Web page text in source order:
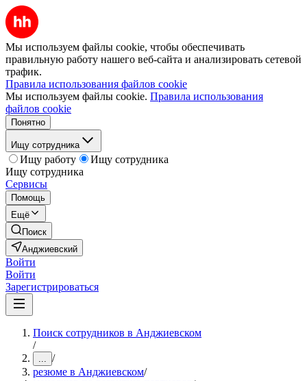
Мы используем файлы cookie, чтобы обеспечивать
правильную работу нашего веб-сайта и анализировать сетевой
трафик.
Правила использования файлов cookie
Мы используем файлы cookie. Правила использования
файлов cookie
Понятно
Ищу сотрудника
Ищу работу
Ищу сотрудника
Ищу сотрудника
Сервисы
Помощь
Ещё
Поиск
Анджиевский
Войти
Войти
Зарегистрироваться
Поиск сотрудников в Анджиевском
/
... /
резюме в Анджиевском/